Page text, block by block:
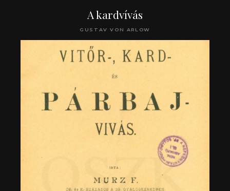
A kardvívás
GUSTAV VON ARLOW